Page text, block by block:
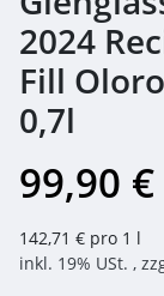
2024
Fill
0,7l
99,90 €
142,71 € pro 1 l
inkl. 19% USt. ,